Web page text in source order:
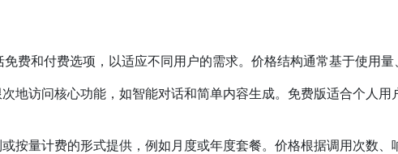
费和付费选项，以适应不同用户的需求。价格结构通常基于使用量
次地访问核心功能，如智能对话和简单内容生成。免费版适合个人
或按量计费的形式提供，例如月度或年度套餐。价格根据调用次数